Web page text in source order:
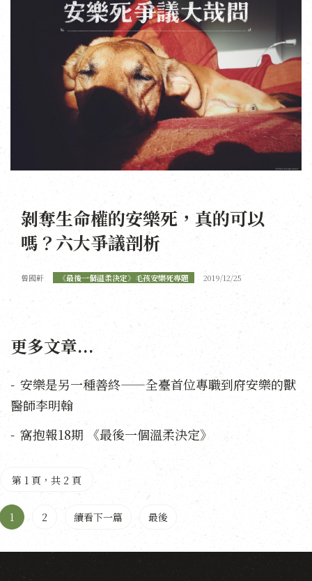
剝奪生命權的安樂死，真的可以
嗎？六大爭議剖析
曾國軒 《最後一個溫柔決定》毛孩安樂死專題 2019/12/25
更多文章...
安樂是另一種善終——全臺首位專職到府安樂的獸
醫師李明翰
窩抱報18期 《最後一個溫柔決定》
第 1 頁，共 2 頁
1 2 續看下一篇 最後